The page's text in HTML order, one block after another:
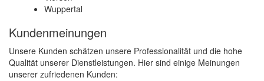
Wuppertal
Kundenmeinungen
Unsere Kunden schätzen unsere Professionalität und die hohe
Qualität unserer Dienstleistungen. Hier sind einige Meinungen
unserer zufriedenen Kunden: